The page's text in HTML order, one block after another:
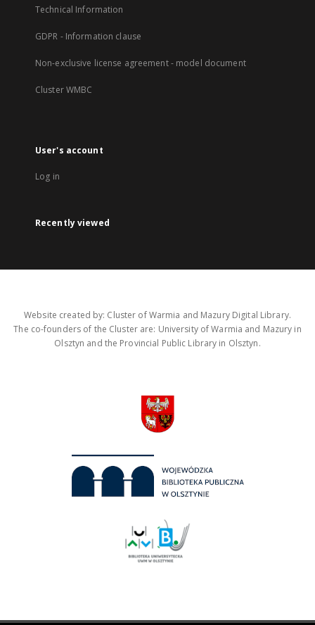
Technical Information
GDPR - Information clause
Non-exclusive license agreement - model document
Cluster WMBC
User's account
Log in
Recently viewed
Website created by: Cluster of Warmia and Mazury Digital Library.
The co-founders of the Cluster are: University of Warmia and Mazury in
Olsztyn and the Provincial Public Library in Olsztyn.